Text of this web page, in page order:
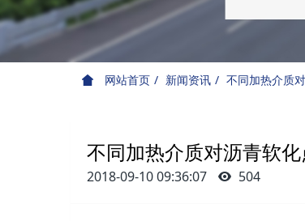
网站首页 新闻资讯 不同加热介质
不同加热介质对沥青软
2018-09-10 09:36:07 504